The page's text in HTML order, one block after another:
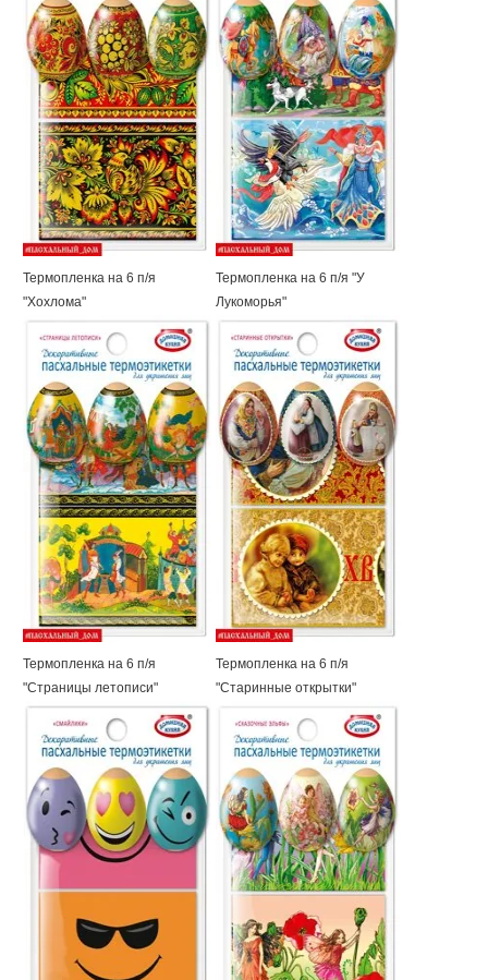
Термопленка на 6 п/я
"Хохлома"
Термопленка на 6 п/я "У
Лукоморья"
Термопленка на 6 п/я
"Страницы летописи"
Термопленка на 6 п/я
"Старинные открытки"